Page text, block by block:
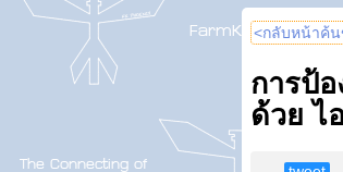
<กลับหน้าค้
การป้
ด้วย ไ